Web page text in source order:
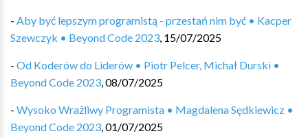
- Aby być lepszym programistą - przestań nim być • Kacper
Szewczyk • Beyond Code 2023, 15/07/2025
- Od Koderów do Liderów • Piotr Pelcer, Michał Durski •
Beyond Code 2023,08/07/2025
- Wysoko Wrażliwy Programista • Magdalena Sędkiewicz •
Beyond Code 2023,01/07/2025